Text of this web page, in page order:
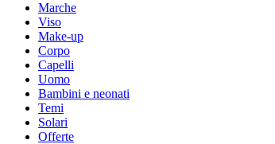
Marche
Viso
Make-up
Corpo
Capelli
Uomo
Bambini e neonati
Temi
Solari
Offerte